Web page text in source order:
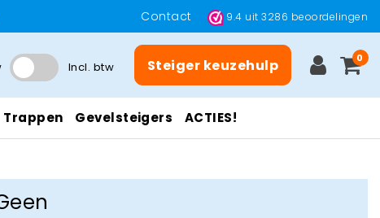
Contact 9.4 uit3286 beoordelingen
Incl. btw Steiger keuzehulp 0
Trappen Gevelsteigers ACTIES!